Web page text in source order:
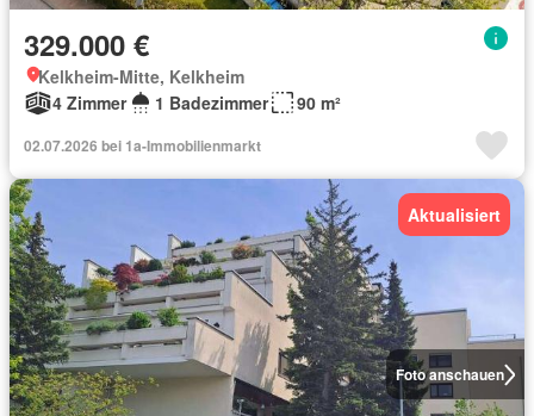
329.000 €
Kelkheim-Mitte, Kelkheim
4 Zimmer
1 Badezimmer 90 m²
02.07.2026 bei 1a-Immobilienmarkt
Foto anschauen
Aktualisiert